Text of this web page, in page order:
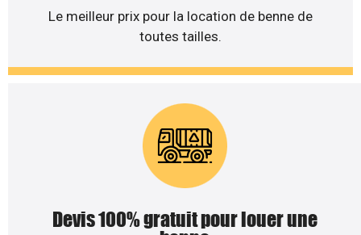
Le meilleur prix pour la location de benne de
toutes tailles.
Devis 100% gratuit pour louer une